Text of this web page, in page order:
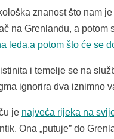
znanost što nam
na Grenlandu, a
leda,a potom što će se
i temelje se na
ignorira dva iznimno
je najveća rijeka na
Ona „putuje” do